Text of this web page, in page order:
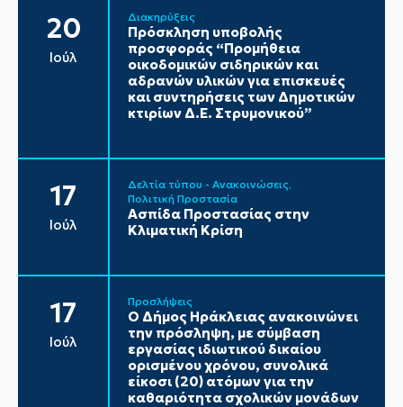
20
Ιούλ
Διακηρύξεις
Πρόσκληση υποβολής
προσφοράς “Προμήθεια
οικοδομικών σιδηρικών και
αδρανών υλικών για επισκευές
και συντηρήσεις των Δημοτικών
κτιρίων Δ.Ε. Στρυμονικού”
17
Ιούλ
Δελτία τύπου - Ανακοινώσεις
Πολιτική Προστασία
Ασπίδα Προστασίας στην
Κλιματική Κρίση
17
Ιούλ
Προσλήψεις
Ο Δήμος Ηράκλειας ανακοινώνει
την πρόσληψη, με σύμβαση
εργασίας ιδιωτικού δικαίου
ορισμένου χρόνου, συνολικά
είκοσι (20) ατόμων για την
καθαριότητα σχολικών μονάδων